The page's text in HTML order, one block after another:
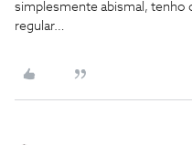
simplesmente abismal, tenho
regular…